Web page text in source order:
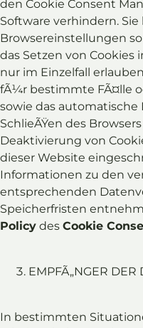
den Cookie Consent
Software verhindern.
Browsereinstellungen
das Setzen von
nur im Einzelfall
fÃ¼r bestimmte FÃ¤lle
sowie das automatische
SchlieÃŸen des
Deaktivierung von
dieser Website
Informationen zu den
entsprechenden
Speicherfristen
Policy des Cookie
EMPFÃ„NGER DER
In bestimmten